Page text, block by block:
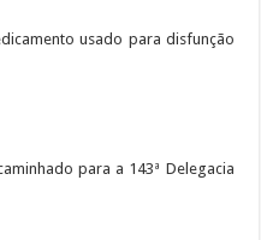
usado para disfunção
para a 143ª Delegacia